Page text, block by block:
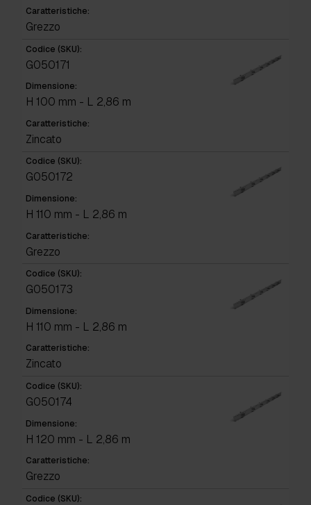
Caratteristiche:
Grezzo
Codice (SKU):
G050171
Dimensione:
H 100 mm - L 2,86 m
Caratteristiche:
Zincato
Codice (SKU):
G050172
Dimensione:
H 110 mm - L 2,86 m
Caratteristiche:
Grezzo
Codice (SKU):
G050173
Dimensione:
H 110 mm - L 2,86 m
Caratteristiche:
Zincato
Codice (SKU):
G050174
Dimensione:
H 120 mm - L 2,86 m
Caratteristiche:
Grezzo
Codice (SKU):